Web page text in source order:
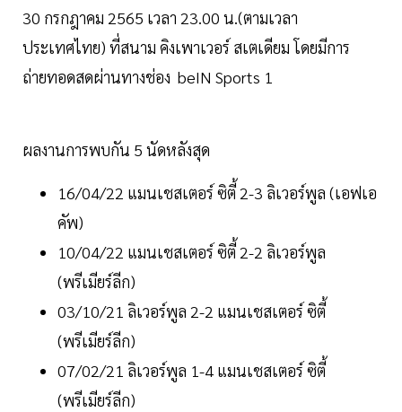
30 กรกฎาคม 2565 เวลา 23.00 น.(ตามเวลา
ประเทศไทย) ที่สนาม คิงเพาเวอร์ สเตเดียม โดยมีการ
ถ่ายทอดสดผ่านทางช่อง beIN Sports 1
ผลงานการพบกัน 5 นัดหลังสุด
16/04/22 แมนเชสเตอร์ ซิตี้ 2-3 ลิเวอร์พูล (เอฟเอ
คัพ)
10/04/22 แมนเชสเตอร์ ซิตี้ 2-2 ลิเวอร์พูล
(พรีเมียร์ลีก)
03/10/21 ลิเวอร์พูล 2-2 แมนเชสเตอร์ ซิตี้
(พรีเมียร์ลีก)
07/02/21 ลิเวอร์พูล 1-4 แมนเชสเตอร์ ซิตี้
(พรีเมียร์ลีก)